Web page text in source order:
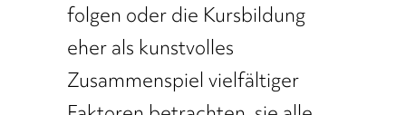
folgen oder die Kursbildung
eher als kunstvolles
Zusammenspiel vielfältiger